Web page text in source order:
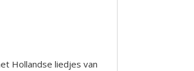
Hollandse liedjes van